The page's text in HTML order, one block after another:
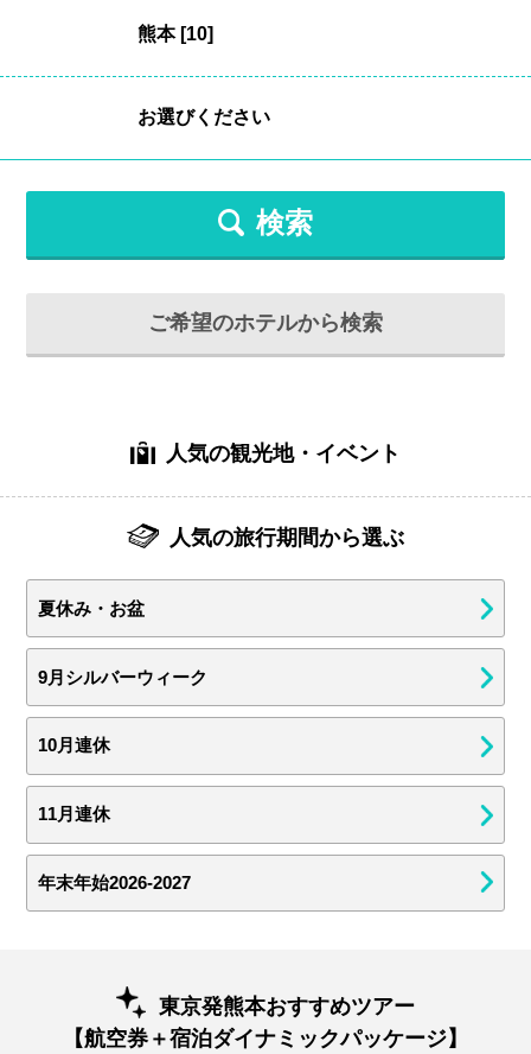
検索
ご希望のホテルから検索
人気の観光地・イベント
人気の旅行期間から選ぶ
夏休み・お盆
9月シルバーウィーク
10月連休
11月連休
年末年始2026-2027
東京発熊本おすすめツアー
【航空券＋宿泊ダイナミックパッケージ】